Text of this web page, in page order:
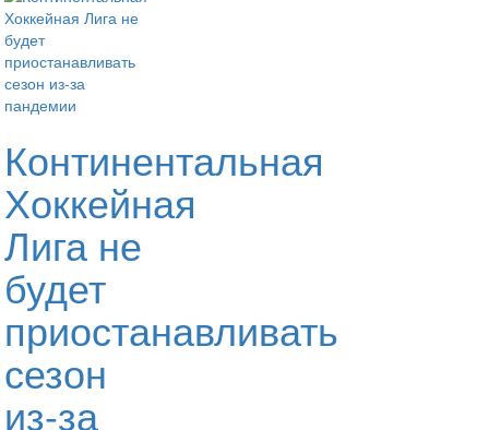
Континентальная
Хоккейная
Лига не
будет
приостанавливать
сезон
из-за